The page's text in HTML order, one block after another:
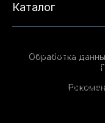
Каталог
Обработка
опыта на нашем
данный сайт, вы
технологий. Для